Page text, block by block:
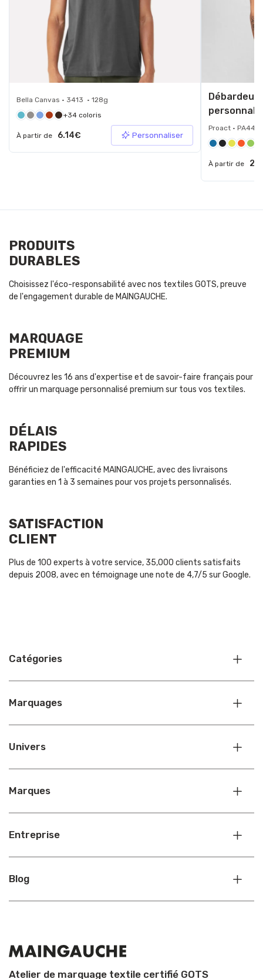
Bella Canvas • 3413 • 128g
+34 coloris
À partir de 6.14€ Personnaliser
Débardeur
Proact • PA441
À partir de
PRODUITS
DURABLES
Choisissez l'éco-responsabilité avec nos textiles GOTS, preuve
de l'engagement durable de MAINGAUCHE.
MARQUAGE
PREMIUM
Découvrez les 16 ans d'expertise et de savoir-faire français pour
offrir un marquage personnalisé premium sur tous vos textiles.
DÉLAIS
RAPIDES
Bénéficiez de l'efficacité MAINGAUCHE, avec des livraisons
garanties en 1 à 3 semaines pour vos projets personnalisés.
SATISFACTION
CLIENT
Plus de 100 experts à votre service, 35,000 clients satisfaits
depuis 2008, avec en témoignage une note de 4,7/5 sur Google.
Catégories
Marquages
Univers
Marques
Entreprise
Blog
Atelier de marquage textile certifié GOTS